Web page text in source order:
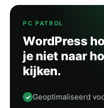
PC PATROL
WordPress
je niet naar
kijken.
Geoptimaliseerd